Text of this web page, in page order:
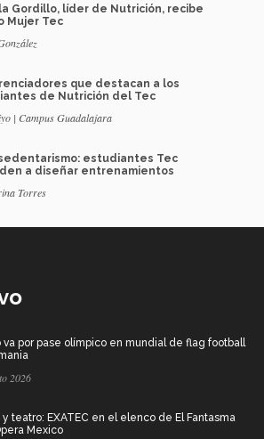
Gordillo, líder de Nutrición, recibe
Mujer Tec
que destacan a los
de Nutrición del Tec
| Campus Guadalajara
estudiantes Tec
a diseñar entrenamientos
Torres
va por pase olímpico en mundial de flag football
2026
y teatro: EXATEC en el elenco de El Fantasma
Mexico